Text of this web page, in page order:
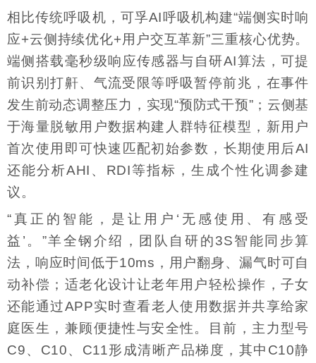
相比传统呼吸机，可孚AI呼吸机构建“端侧实时响
应+云侧持续优化+用户交互革新”三重核心优势。
端侧搭载毫秒级响应传感器与自研AI算法，可提
前识别打鼾、气流受限等呼吸暂停前兆，在事件
发生前动态调整压力，实现“预防式干预”；云侧基
于海量脱敏用户数据构建人群特征模型，新用户
首次使用即可快速匹配初始参数，长期使用后AI
还能分析AHI、RDI等指标，生成个性化调参建
议。
“真正的智能，是让用户‘无感使用、有感受
益’。”羊全钢介绍，团队自研的3S智能同步算
法，响应时间低于10ms，用户翻身、漏气时可自
动补偿；适老化设计让老年用户轻松操作，子女
还能通过APP实时查看老人使用数据并共享给家
庭医生，兼顾便捷性与安全性。目前，主力型号
C9、C10、C11形成清晰产品梯度，其中C10静